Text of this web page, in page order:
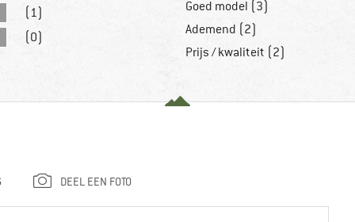
(1)
(0)
Goed model (3)
Ademend (2)
Prijs / kwaliteit (2)
DEEL EEN FOTO